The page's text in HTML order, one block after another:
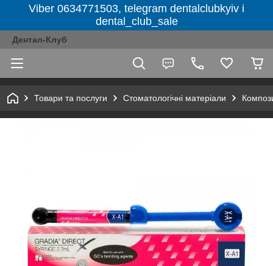
Viber 0634771503, telegram dentalclubkyiv і
dental_club_sale
Дентал-Клуб
Товари та послуги Стоматологічні матеріали